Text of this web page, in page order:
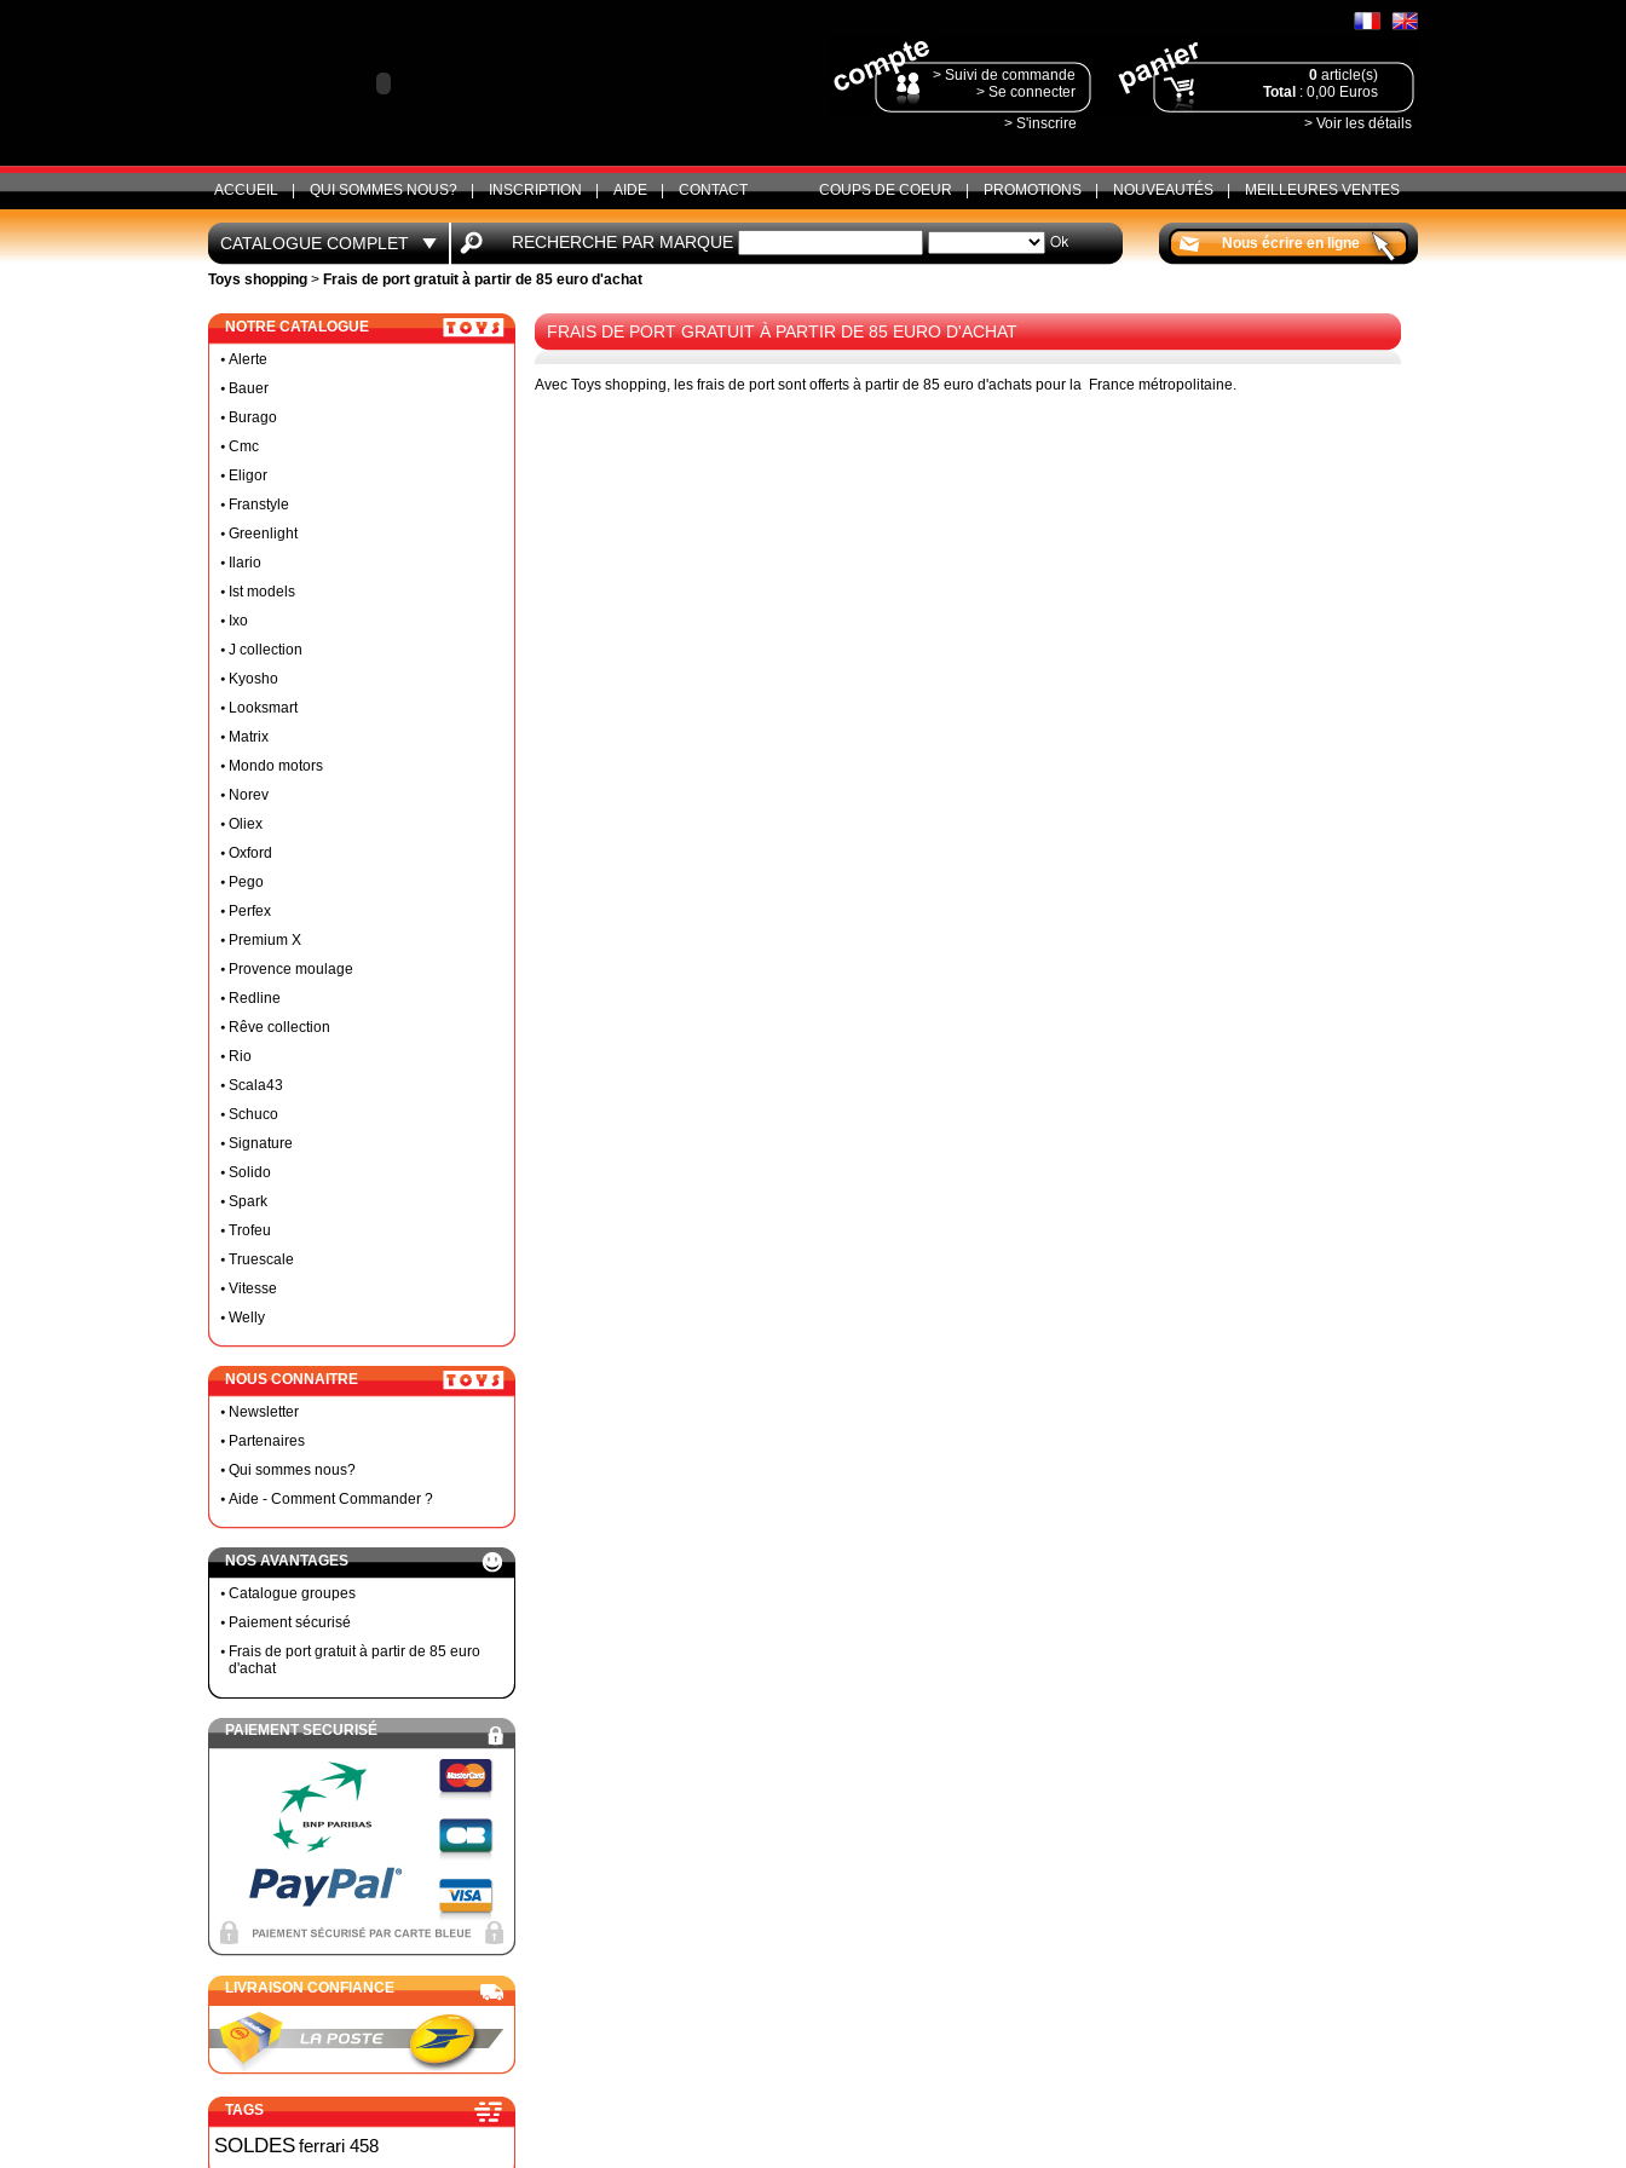
> Suivi de commande
> Se connecter
0 article(s)
Total : 0,00 Euros
> S'inscrire
> Voir les détails
ACCUEIL | QUI SOMMES NOUS? | INSCRIPTION | AIDE | CONTACT COUPS DE COEUR | PROMOTIONS | NOUVEAUTÉS | MEILLEURES VENTES
CATALOGUE COMPLET RECHERCHE PAR MARQUE Nous écrire en ligne
Toys shopping > Frais de port gratuit à partir de 85 euro d'achat
NOTRE CATALOGUE
Alerte
Bauer
Burago
Cmc
Eligor
Franstyle
Greenlight
Ilario
Ist models
Ixo
J collection
Kyosho
Looksmart
Matrix
Mondo motors
Norev
Oliex
Oxford
Pego
Perfex
Premium X
Provence moulage
Redline
Rêve collection
Rio
Scala43
Schuco
Signature
Solido
Spark
Trofeu
Truescale
Vitesse
Welly
NOUS CONNAITRE
Newsletter
Partenaires
Qui sommes nous?
Aide - Comment Commander ?
NOS AVANTAGES
Catalogue groupes
Paiement sécurisé
Frais de port gratuit à partir de 85 euro
d'achat
PAIEMENT SECURISÉ
LIVRAISON CONFIANCE
TAGS
SOLDESferrari 458
FRAIS DE PORT GRATUIT À PARTIR DE 85 EURO D'ACHAT
Avec Toys shopping, les frais de port sont offerts à partir de 85 euro d'achats pour la France métropolitaine.